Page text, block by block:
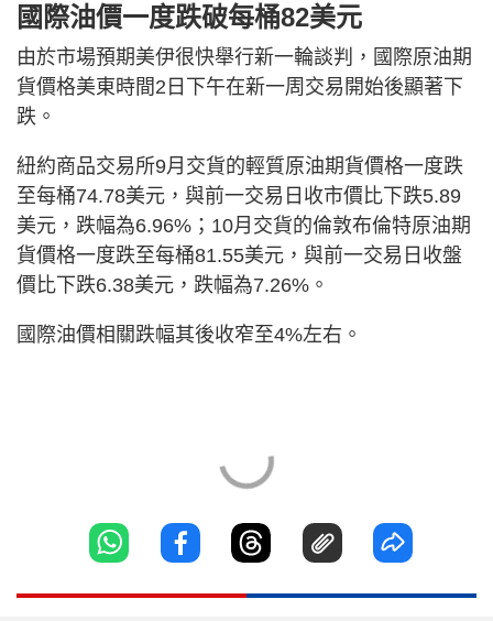
國際油價一度跌破每桶82美元
由於市場預期美伊很快舉行新一輪談判，國際原油期
貨價格美東時間2日下午在新一周交易開始後顯著下
跌。
紐約商品交易所9月交貨的輕質原油期貨價格一度跌
至每桶74.78美元，與前一交易日收市價比下跌5.89
美元，跌幅為6.96%；10月交貨的倫敦布倫特原油期
貨價格一度跌至每桶81.55美元，與前一交易日收盤
價比下跌6.38美元，跌幅為7.26%。
國際油價相關跌幅其後收窄至4%左右。